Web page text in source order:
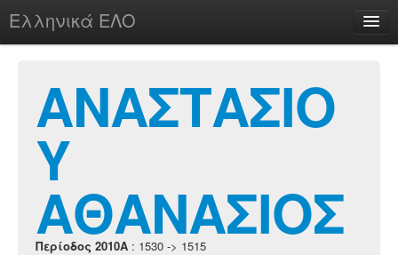
Ελληνικά ΕΛΟ
chesstu.be @ discord
ΑΝΑΣΤΑΣΙΟ
Υ
ΑΘΑΝΑΣΙΟΣ
Περίοδος 2010A : 1530 -> 1515